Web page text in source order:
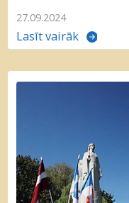
27.09.2024
Lasīt vairāk